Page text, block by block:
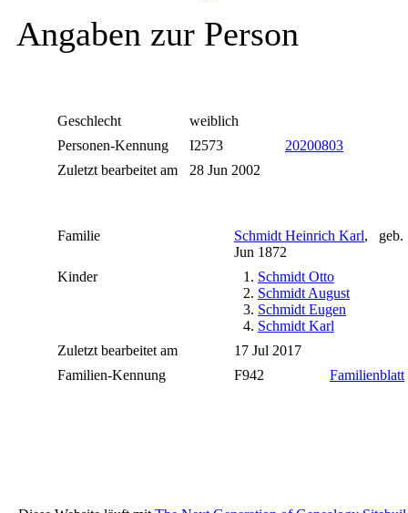
Angaben zur Person
Geschlecht
weiblich
Personen-Kennung
I2573
20200803
Zuletzt bearbeitet am
28 Jun 2002
Familie Schmidt Heinrich Karl, geb.
Jun 1872
Kinder
1. Schmidt Otto
2. Schmidt August
3. Schmidt Eugen
4. Schmidt Karl
Zuletzt bearbeitet am
17 Jul 2017
Familien-Kennung
F942 Familienblatt